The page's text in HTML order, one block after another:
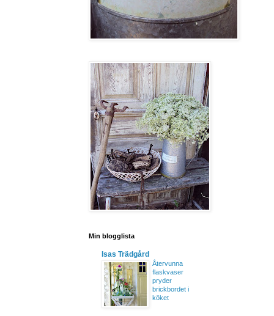
Min blogglista
Isas Trädgård
Återvunna
flaskvaser
pryder
brickbordet i
köket